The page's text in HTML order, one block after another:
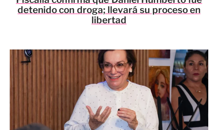
detenido con droga; llevará su proceso en
libertad